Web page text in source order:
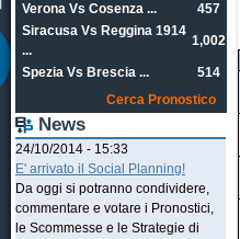
Verona Vs Cosenza ...
457
Siracusa Vs Reggina 1914
...
1,002
Spezia Vs Brescia ...
514
Cerca Pronostico
News
24/10/2014 - 15:33
E' arrivato il Social Planning!
Da oggi si potranno condividere,
commentare e votare i Pronostici,
le Scommesse e le Strategie di